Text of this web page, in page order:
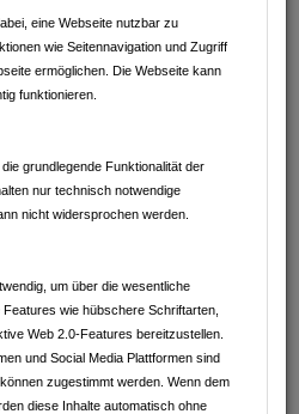
eine Webseite nutzbar zu
wie Seitennavigation und Zugriff
ermöglichen. Die Webseite kann
funktionieren.
grundlegende Funktionalität der
nur technisch notwendige
nicht widersprochen werden.
um über die wesentliche
wie hübschere Schriftarten,
Web 2.0-Features bereitzustellen.
und Social Media Plattformen sind
zugestimmt werden. Wenn dem
diese Inhalte automatisch ohne